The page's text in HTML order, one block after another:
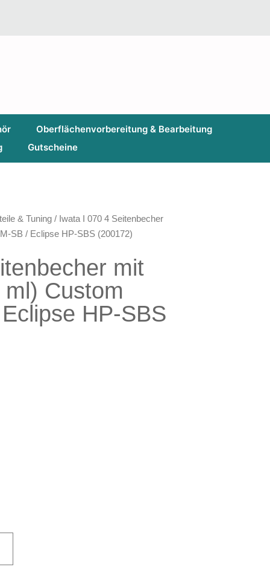
Oberflächenvorbereitung & Bearbeitung
Gutscheine
& Tuning / Iwata I 070 4 Seitenbecher
SB / Eclipse HP-SBS (200172)
mit
Custom
HP-SBS